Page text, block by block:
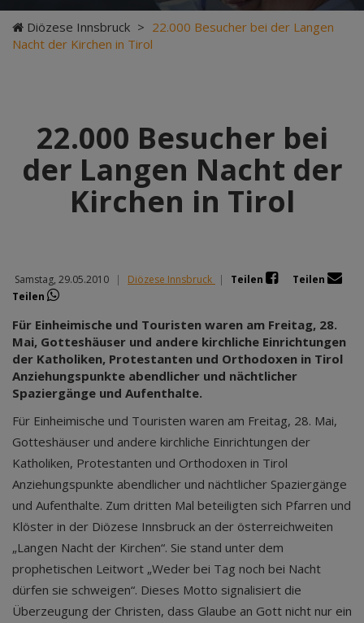
Diözese Innsbruck > 22.000 Besucher bei der Langen
Nacht der Kirchen in Tirol
22.000 Besucher bei
der Langen Nacht der
Kirchen in Tirol
Samstag, 29.05.2010 | Diözese Innsbruck | Teilen
Teilen
Teilen
Für Einheimische und Touristen waren am Freitag, 28.
Mai, Gotteshäuser und andere kirchliche Einrichtungen
der Katholiken, Protestanten und Orthodoxen in Tirol
Anziehungspunkte abendlicher und nächtlicher
Spaziergänge und Aufenthalte.
Für Einheimische und Touristen waren am Freitag, 28. Mai,
Gotteshäuser und andere kirchliche Einrichtungen der
Katholiken, Protestanten und Orthodoxen in Tirol
Anziehungspunkte abendlicher und nächtlicher Spaziergänge
und Aufenthalte. Zum dritten Mal beteiligten sich Pfarren und
Klöster in der Diözese Innsbruck an der österreichweiten
„Langen Nacht der Kirchen“. Sie stand unter dem
prophetischen Leitwort „Weder bei Tag noch bei Nacht
dürfen sie schweigen“. Dieses Motto signalisiert die
Überzeugung der Christen, dass Glaube an Gott nicht nur ein